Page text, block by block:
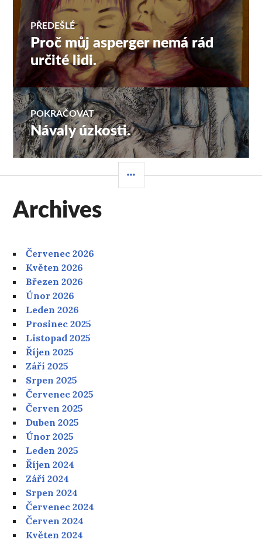
Navigace
pro
příspěvek
PŘEDEŠLÉ
Předchozí
příspěvek:
Proč můj asperger nemá rád
určité lidi.
POKRAČOVAT
Následující
příspěvek:
Návaly úzkosti.
PANEL
Archives
Červenec 2026
Květen 2026
Březen 2026
Únor 2026
Leden 2026
Prosinec 2025
Listopad 2025
Říjen 2025
Září 2025
Srpen 2025
Červenec 2025
Červen 2025
Duben 2025
Únor 2025
Leden 2025
Říjen 2024
Září 2024
Srpen 2024
Červenec 2024
Červen 2024
Květen 2024